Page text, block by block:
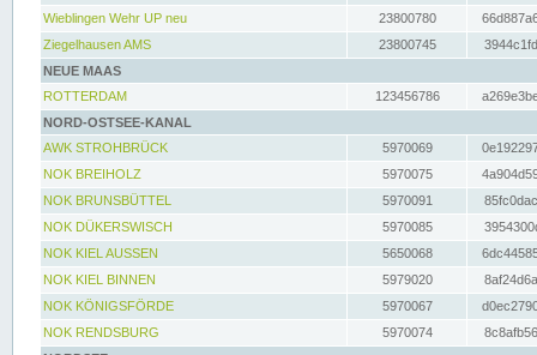
Wieblingen Wehr UP neu
23800780
Ziegelhausen AMS
23800745
NEUE MAAS
ROTTERDAM
123456786
NORD-OSTSEE-KANAL
AWK STROHBRÜCK
5970069
NOK BREIHOLZ
5970075
NOK BRUNSBÜTTEL
5970091
NOK DÜKERSWISCH
5970085
NOK KIEL AUSSEN
5650068
NOK KIEL BINNEN
5979020
NOK KÖNIGSFÖRDE
5970067
NOK RENDSBURG
5970074